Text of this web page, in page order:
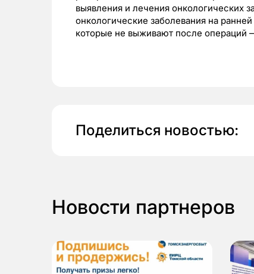
выявления и лечения онкологических
онкологические заболевания на
которые не выживают после операций
Поделиться новостью:
Новости партнеров